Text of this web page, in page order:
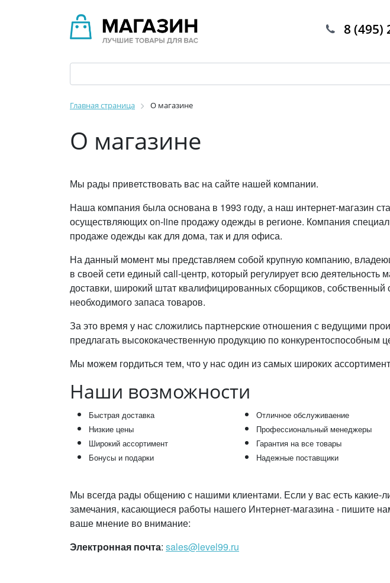
8 (495)
Главная страница О магазине
О магазине
Мы рады приветствовать вас на сайте нашей компании.
Наша компания была основана в 1993 году, а наш интернет-магазин
осуществляющих on-line продажу одежды в регионе. Компания
продаже одежды как для дома, так и для офиса.
На данный момент мы представляем собой крупную компанию,
в своей сети единый call-центр, который регулирует всю деятельность
доставки, широкий штат квалифицированных сборщиков, собственный
необходимого запаса товаров.
За это время у нас сложились партнерские отношения с ведущими
предлагать высококачественную продукцию по конкурентоспособным
Мы можем гордиться тем, что у нас один из самых широких
Наши возможности
Быстрая доставка
Низкие цены
Широкий ассортимент
Бонусы и подарки
Отличное обслуживаение
Профессиональный менеджеры
Гарантия на все товары
Надежные поставщики
Мы всегда рады общению с нашими клиентами. Если у вас есть какие-
замечания, касающиеся работы нашего Интернет-магазина - пишите
ваше мнение во внимание:
Электронная почта: sales@level99.ru